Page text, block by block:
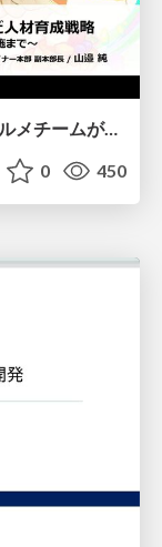
【CEDEC2026】専門性の高いデフォルメチームが挑んだ人材育成戦略 〜Cygames Academiaの企画から実施まで〜
0 450